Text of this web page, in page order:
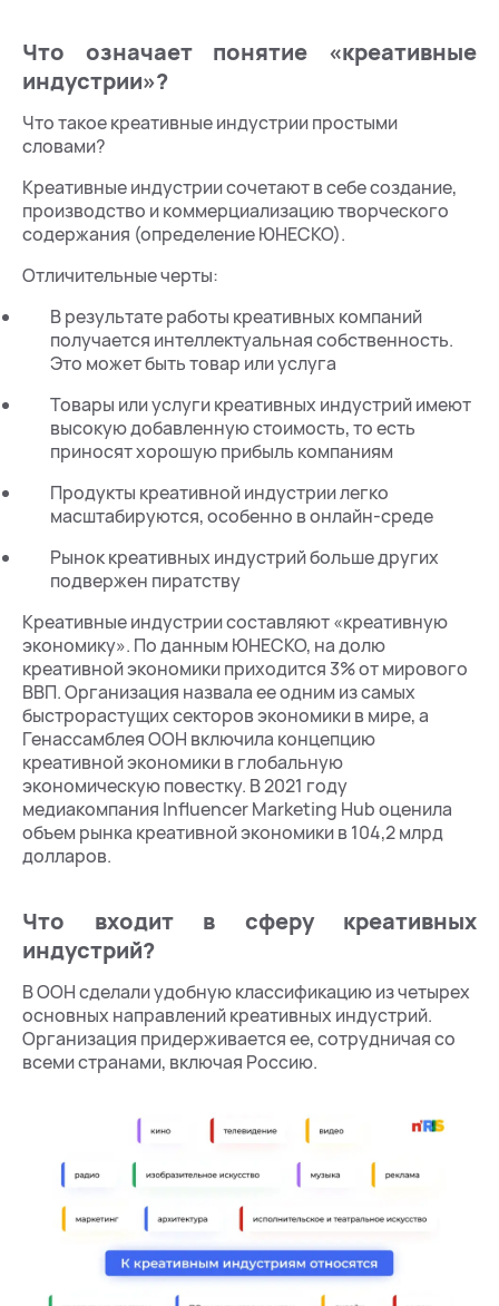
Что означает понятие «креативные
индустрии»?
Что такое креативные индустрии простыми
словами?
Креативные индустрии сочетают в себе создание,
производство и коммерциализацию творческого
содержания (определение ЮНЕСКО).
Отличительные черты:
В результате работы креативных компаний
получается интеллектуальная собственность.
Это может быть товар или услуга
Товары или услуги креативных индустрий имеют
высокую добавленную стоимость, то есть
приносят хорошую прибыль компаниям
Продукты креативной индустрии легко
масштабируются, особенно в онлайн-среде
Рынок креативных индустрий больше других
подвержен пиратству
Креативные индустрии составляют «креативную
экономику». По данным ЮНЕСКО, на долю
креативной экономики приходится 3% от мирового
ВВП. Организация назвала ее одним из самых
быстрорастущих секторов экономики в мире, а
Генассамблея ООН включила концепцию
креативной экономики в глобальную
экономическую повестку. В 2021 году
медиакомпания Influencer Marketing Hub оценила
объем рынка креативной экономики в 104,2 млрд
долларов.
Что входит в сферу креативных
индустрий?
В ООН сделали удобную классификацию из четырех
основных направлений креативных индустрий.
Организация придерживается ее, сотрудничая со
всеми странами, включая Россию.